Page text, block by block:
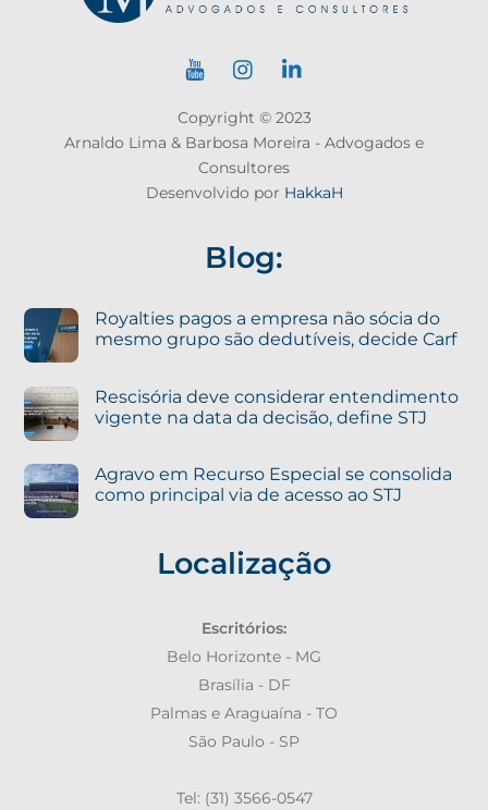
Copyright © 2023
Arnaldo Lima & Barbosa Moreira - Advogados e
Consultores
Desenvolvido por HakkaH
Blog:
Royalties pagos a empresa não sócia do
mesmo grupo são dedutíveis, decide Carf
Rescisória deve considerar entendimento
vigente na data da decisão, define STJ
Agravo em Recurso Especial se consolida
como principal via de acesso ao STJ
Localização
Escritórios:
Belo Horizonte - MG
Brasília - DF
Palmas e Araguaína - TO
São Paulo - SP
Tel: (31) 3566-0547